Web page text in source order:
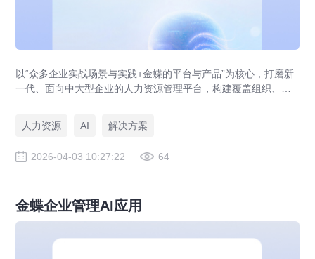
以“众多企业实战场景与实践+金蝶的平台与产品”为核心，打磨新
一代、面向中大型企业的人力资源管理平台，构建覆盖组织、人
资源AI新时代。
人力资源 AI 解决方案
2026-04-03 10:27:22 64
金蝶企业管理AI应用